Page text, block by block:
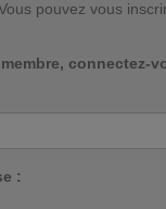
pouvez vous
connectez-
: